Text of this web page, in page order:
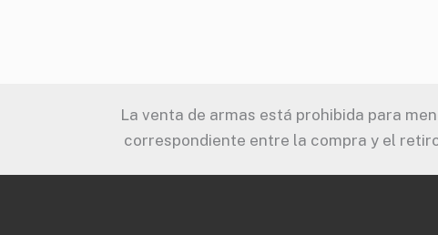
La venta de armas está prohibida para
correspondiente entre la compra y el